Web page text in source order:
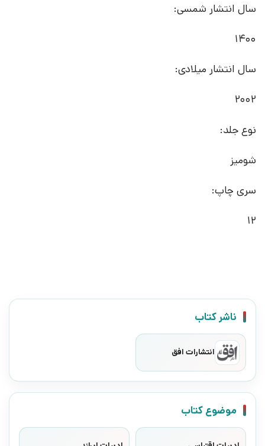
سال انتشار شمسی:
1400
سال انتشار میلادی:
2002
نوع جلد:
شومیز
سری چاپ:
12
ناشر کتاب
انتشارات افق
موضوع کتاب